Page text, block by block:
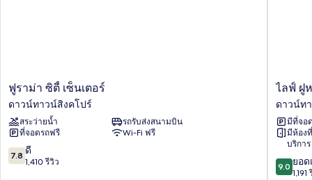
ฟู
ราม่
า
ซิตี้
เซ็นเตอร์
ดาวน์
ทาวน์
ฟูราม่า ซิตี้ เซ็นเตอร์
ดาวน์ทาวน์สิงคโปร์
สระว่ายน้ำ
รถรับส่งสนามบิน
ที่จอดรถฟรี
Wi-Fi ฟรี
7.8
จาก
7.8 ดี
1,410 รีวิว
ไลฟ์
หนาน
สิงคโปร์
ดาวน์
ทาวน์
สิงคโปร์
ไลฟ์ ฝู
ดาวน์ท
มีที่จอ
มีห้อง
บริการ
9.0
จาก
9.0 ยอด
1,191